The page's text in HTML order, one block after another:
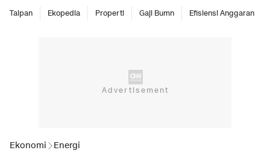
Taipan Ekopedia Properti Gaji Bumn Efisiensi Anggaran
Ekonomi Energi